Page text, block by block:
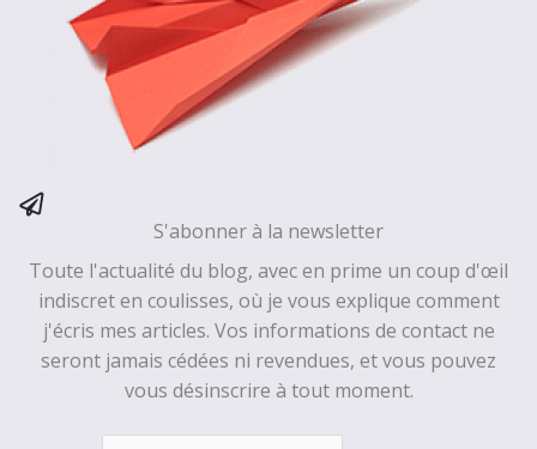
S'abonner à la newsletter
Toute l'actualité du blog, avec en prime un coup d'œil
indiscret en coulisses, où je vous explique comment
j'écris mes articles. Vos informations de contact ne
seront jamais cédées ni revendues, et vous pouvez
vous désinscrire à tout moment.